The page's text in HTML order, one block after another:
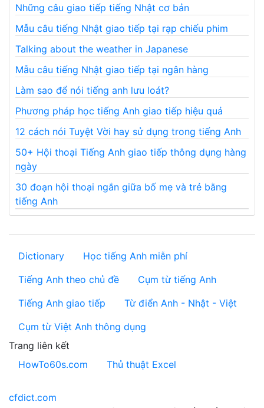
Những câu giao tiếp tiếng Nhật cơ bản
Mẫu câu tiếng Nhật giao tiếp tại rạp chiếu phim
Talking about the weather in Japanese
Mẫu câu tiếng Nhật giao tiếp tại ngân hàng
Làm sao để nói tiếng anh lưu loát?
Phương pháp học tiếng Anh giao tiếp hiệu quả
12 cách nói Tuyệt Vời hay sử dụng trong tiếng Anh
50+ Hội thoại Tiếng Anh giao tiếp thông dụng hàng
ngày
30 đoạn hội thoại ngắn giữa bố mẹ và trẻ bằng
tiếng Anh
Dictionary
Học tiếng Anh miễn phí
Tiếng Anh theo chủ đề
Cụm từ tiếng Anh
Tiếng Anh giao tiếp
Từ điển Anh - Nhật - Việt
Cụm từ Việt Anh thông dụng
Trang liên kết
HowTo60s.com
Thủ thuật Excel
cfdict.com